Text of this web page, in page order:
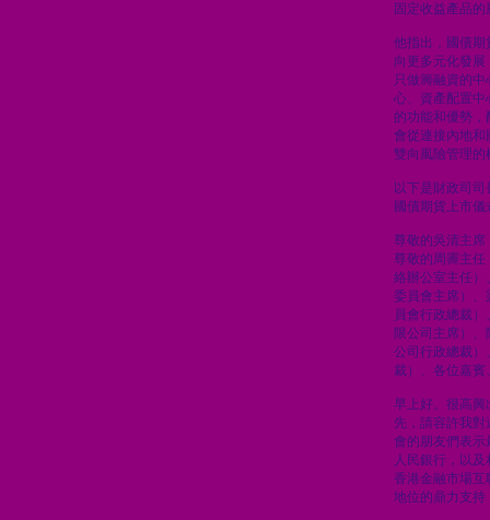
固定收益產品
他指出，國債期
向更多元化發
只做籌融資的
心、資產配置中
的功能和優勢
會從連接內地和
雙向風險管理的
以下是財政司
國債期貨上市
尊敬的吳清主席
尊敬的周霽主任
絡辦公室主任）
委員會主席）、
員會行政總裁
限公司主席）
公司行政總裁）
裁）、各位嘉賓
早上好。很高興
先，請容許我
會的朋友們表示
人民銀行，以
香港金融市場互
地位的鼎力支持